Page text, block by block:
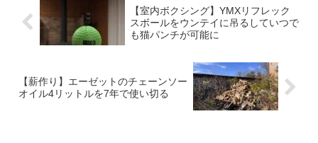
【室内ボクシング】YMXリフレック
スボールをウンテイに吊るしていつで
も猫パンチが可能に
【薪作り】エーゼットのチェーンソー
オイル4リットルを7年で使い切る